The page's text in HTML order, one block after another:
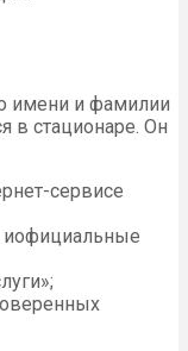
имени и фамилии
в стационаре. Он
сервисе
иофициальные